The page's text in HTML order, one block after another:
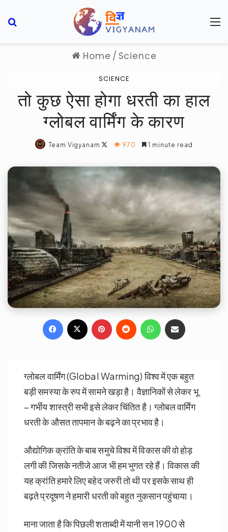
Home / Science
SCIENCE
तो कुछ ऐसा होगा धरती का हाल
ग्लोबल वार्मिंग के कारण
Team Vigyanam
Follow
X
970 1 minute read
Facebook Pinterest
Reddit WhatsApp
ग्लोबल वार्मिंग (Global Warming) विश्व में एक बहुत
बड़ी समस्या के रुप में सामने खड़ा है। वैज्ञानिकों से लेकर भू
– गर्भीय शास्त्री सभी इसे लेकर चिंतित है। ग्लोबल वार्मिंग
धरती के औसत तापमान के बढ़ने का प्रभाव है।
औद्योगिक क्रांति के बाब समुचे विश्व में विकास की वो होड़
लगी की जिसके नतीजे आज भी हम भुगत रहे हैं। विकास की
यह क्रांति हमारे लिए बहेद जरुरी तो थी पर इसके साथ ही
बढ़ते प्रदूषण ने हमारी धरती को बहुत नुकसान पहुंचाया।
माना जाता है कि पिछली शताब्दी में यानी सन 1900 से